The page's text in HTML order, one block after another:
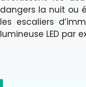
dangers la nuit ou
les escaliers
lumineuse LED par